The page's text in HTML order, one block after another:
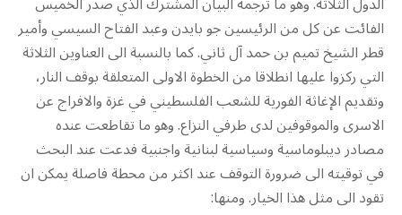
الفائت عن كل من الرئيسين جو بايدن وعبد الفتاح السيسي وأمير
قطر الشيخ تميم بن حمد آل ثاني. كما بالنسبة الى العناوين الثلاثة
التي ركزوا عليها انطلاقا من الخطوة الاولى المتعلقة بوقف النار،
وتقديم الإغاثة الفورية للشعب الفلسطيني في غزة والافراج عن
الاسرى والموقوفين لدى طرفي النزاع. وهو ما تقاطعت عنده
مصادر ديبلوماسية وسياسية لبنانية واجنبية فدعت عند البحث
في توقيته الى ضرورة التوقف عند اكثر من محطة فاصلة يمكن ان
تقود الى مثل هذا الخيار. ومنها: